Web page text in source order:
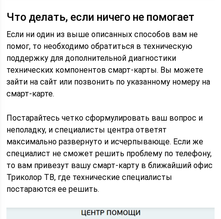
Что делать, если ничего не помогает
Если ни один из выше описанных способов вам не
помог, то необходимо обратиться в техническую
поддержку для дополнительной диагностики
технических компонентов смарт-карты. Вы можете
зайти на сайт или позвонить по указанному номеру на
смарт-карте.
Постарайтесь четко сформулировать ваш вопрос и
неполадку, и специалисты центра ответят
максимально развернуто и исчерпывающе. Если же
специалист не сможет решить проблему по телефону,
то вам привезут вашу смарт-карту в ближайший офис
Триколор ТВ, где технические специалисты
постараются ее решить.